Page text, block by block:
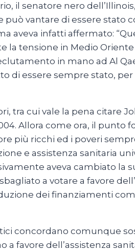
il senatore nero
vantare di essere stato
aveva infatti affermato:
la tensione in Medio
in mano ad Al
di essere sempre stato,
tra cui vale la pena citare
Allora come ora, il
più ricchi ed i poveri
e assistenza sanitaria
aveva cambiato la
a votare a favore
dei finanziamenti
concordano comunque
a favore dell’assistenza